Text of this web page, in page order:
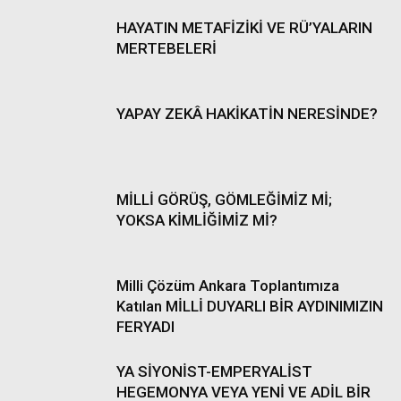
HAYATIN METAFİZİKİ VE RÜ’YALARIN
MERTEBELERİ
YAPAY ZEKÂ HAKİKATİN NERESİNDE?
MİLLİ GÖRÜŞ, GÖMLEĞİMİZ Mİ;
YOKSA KİMLİĞİMİZ Mİ?
Milli Çözüm Ankara Toplantımıza
Katılan MİLLİ DUYARLI BİR AYDINIMIZIN
FERYADI
YA SİYONİST-EMPERYALİST
HEGEMONYA VEYA YENİ VE ADİL BİR